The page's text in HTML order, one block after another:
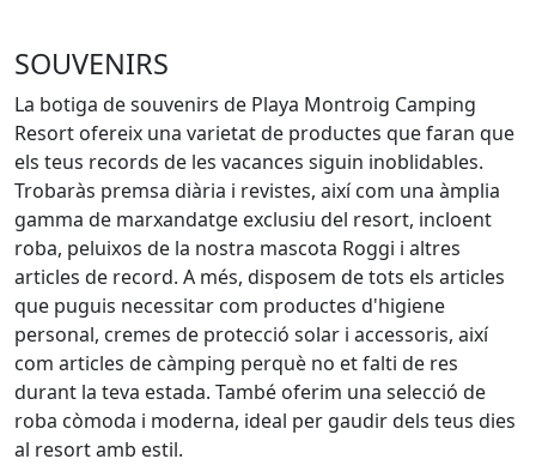
SOUVENIRS
La botiga de souvenirs de Playa Montroig Camping
Resort ofereix una varietat de productes que faran que
els teus records de les vacances siguin inoblidables.
Trobaràs premsa diària i revistes, així com una àmplia
gamma de marxandatge exclusiu del resort, incloent
roba, peluixos de la nostra mascota Roggi i altres
articles de record. A més, disposem de tots els articles
que puguis necessitar com productes d'higiene
personal, cremes de protecció solar i accessoris, així
com articles de càmping perquè no et falti de res
durant la teva estada. També oferim una selecció de
roba còmoda i moderna, ideal per gaudir dels teus dies
al resort amb estil.